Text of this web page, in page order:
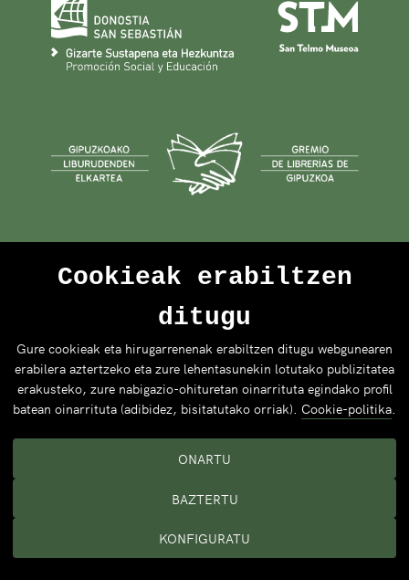
Cookieak erabiltzen
ditugu
Gure cookieak eta hirugarrenenak erabiltzen ditugu webgunearen
erabilera aztertzeko eta zure lehentasunekin lotutako publizitatea
erakusteko, zure nabigazio-ohituretan oinarrituta egindako profil
batean oinarrituta (adibidez, bisitatutako orriak). Cookie-politika.
KONFIGURATU
BAZTERTU
ONARTU